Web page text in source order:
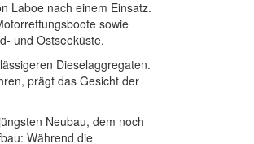
Laboe nach einem Einsatz.
sowie
und Ostseeküste.
Dieselaggregaten.
prägt das Gesicht der
Neubau, dem noch
Während die